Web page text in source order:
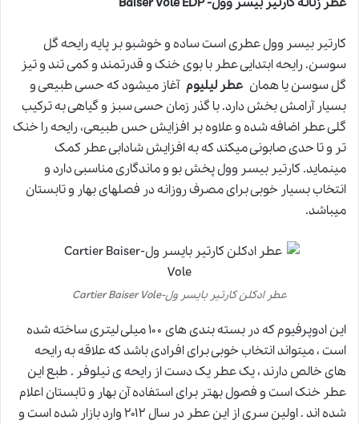
کارتیر بیسر وول عطری است ساده و خوشبو بر پایه رایحه گل
سوسن. رایحه ابتدایی عطر با بوی خنک و قدرتمند و کمی تند و تیز
گل سوسن یا همانعطر لیلیومآغاز میشود که حسی طبیعی و
بسیار آرامش بخش دارد. با گذر زمان حسی سبز و گیاهی به ترکیب
گلی عطر اضافه شده و علاوه بر افزایش حس طبیعی، رایحه را خنک
تر و تا حدی صابونی میکند که به افزایش شادابی عطر کمک
مینماید. کارتیر بیسر وول پخش بو و ماندگاری مناسبی دارد و
انتخاب بسیار خوبی برای مصرف روزانه در فصلهای بهار و تابستان
میباشد.
عطر ادکلن کارتیر بایسر ول-Cartier Baiser Vole
این ادوپرفیوم که در بسته بندی های ۱۰۰ میلی لیتری ساخته شده
است ، میتواند انتخاب خوبی برای افرادی باشد که علاقه به رایحه
های خالص دارند ، یک عطر یک دست از رایحه ی نیلوفر . طبع این
عطر خنک است و فصول بهتر برای استفاده آن بهار و تابستان اعلام
شده اند . اولین سری از این عطر در سال ۲۰۱۲ وارد بازار شده است و